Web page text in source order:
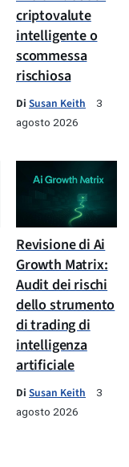
criptovalute
intelligente o
scommessa
rischiosa
Di Susan Keith
3
agosto 2026
Revisione di Ai
Growth Matrix:
Audit dei rischi
dello strumento
di trading di
intelligenza
artificiale
Di Susan Keith
3
agosto 2026